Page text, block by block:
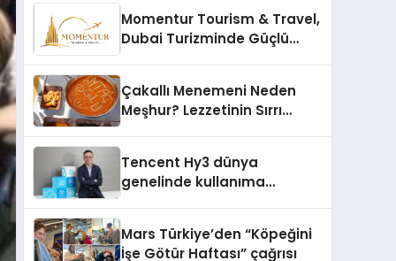
Momentur Tourism & Travel,
Dubai Turizminde Güçlü
Çakallı Menemeni Neden
Meşhur? Lezzetinin Sırrı
Tencent Hy3 dünya
genelinde kullanıma
Mars Türkiye’den “Köpeğini
İşe Götür Haftası” çağrısı